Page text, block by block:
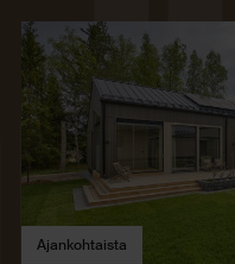
Ajankohtaista